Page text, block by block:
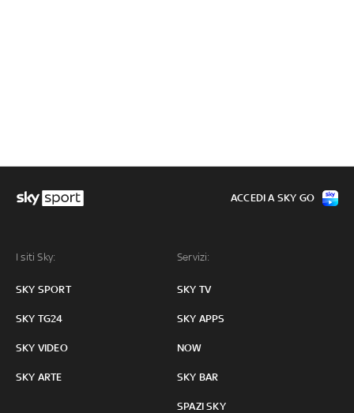
I siti Sky:
SKY SPORT
SKY TG24
SKY VIDEO
SKY ARTE
Servizi:
SKY TV
SKY APPS
NOW
SKY BAR
SPAZI SKY
ACCEDI A SKY GO